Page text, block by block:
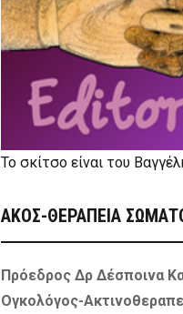
Το σκίτσο είναι του
ΑΚΟΣ-ΘΕΡΑΠΕΙΑ
Πρόεδρος Δρ Δέσποινα
Ογκολόγος-